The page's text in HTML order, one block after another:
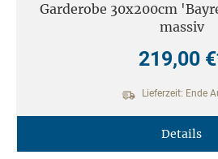
Garderobe 30x200cm
massiv
219,00
Lieferzeit: Ende
Details